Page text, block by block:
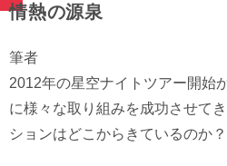
情熱の源泉
筆者
2012年の星空ナイトツアー開始
に様々な取り組みを成功させて
ションはどこからきているのか？